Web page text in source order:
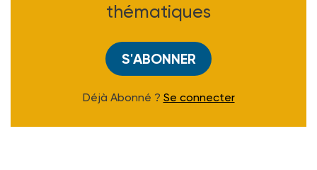
thématiques
S'ABONNER
Déjà Abonné ? Se connecter